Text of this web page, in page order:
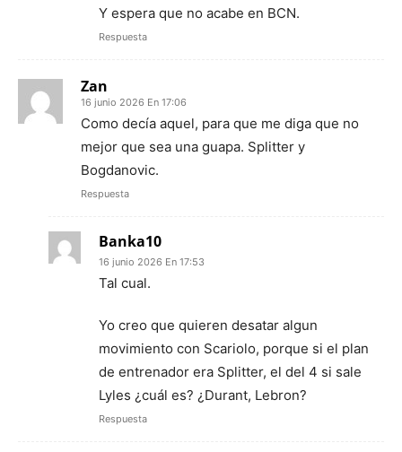
Y espera que no acabe en BCN.
Respuesta
Zan
16 junio 2026 En 17:06
Como decía aquel, para que me diga que no
mejor que sea una guapa. Splitter y
Bogdanovic.
Respuesta
Banka10
16 junio 2026 En 17:53
Tal cual.
Yo creo que quieren desatar algun
movimiento con Scariolo, porque si el plan
de entrenador era Splitter, el del 4 si sale
Lyles ¿cuál es? ¿Durant, Lebron?
Respuesta